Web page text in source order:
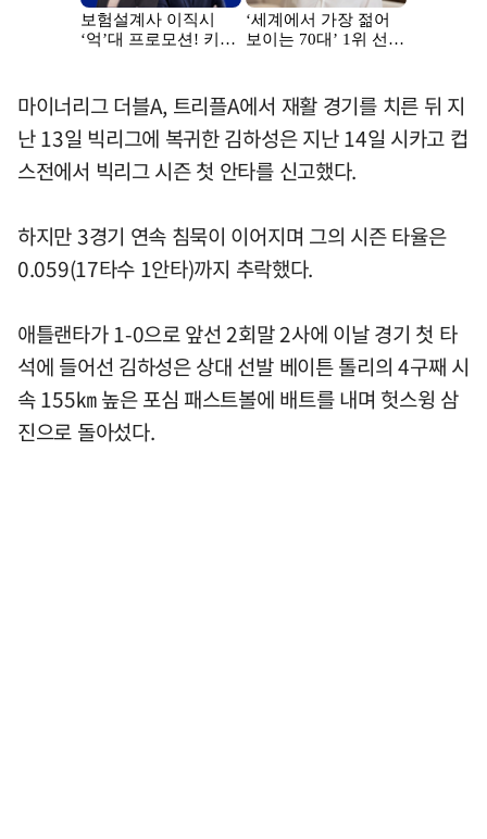
마이너리그 더블A, 트리플A에서 재활 경기를 치른 뒤 지
난 13일 빅리그에 복귀한 김하성은 지난 14일 시카고 컵
스전에서 빅리그 시즌 첫 안타를 신고했다.
하지만 3경기 연속 침묵이 이어지며 그의 시즌 타율은
0.059(17타수 1안타)까지 추락했다.
애틀랜타가 1-0으로 앞선 2회말 2사에 이날 경기 첫 타
석에 들어선 김하성은 상대 선발 베이튼 톨리의 4구째 시
속 155㎞ 높은 포심 패스트볼에 배트를 내며 헛스윙 삼
진으로 돌아섰다.